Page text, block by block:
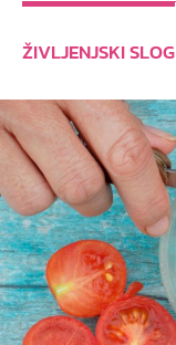
ŽIVLJENJSKI SLOG